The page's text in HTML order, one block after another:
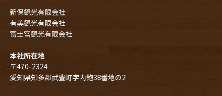
新保観光有限会社
有美観光有限会社
冨士宮観光有限会社
本社所在地
〒470-2324
愛知県知多郡武豊町字内鉋38番地の2